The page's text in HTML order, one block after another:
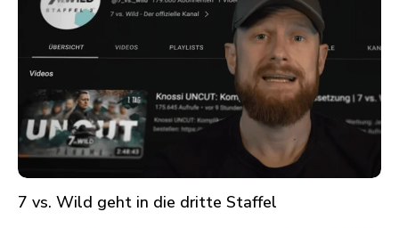
7 vs. Wild geht in die dritte Staffel